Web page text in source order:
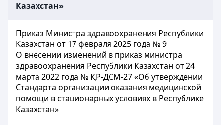
Казахстан»
Приказ Министра здравоохранения Республики
Казахстан от 17 февраля 2025 года № 9
О внесении изменений в приказ министра
здравоохранения Республики Казахстан от 24
марта 2022 года № ҚР-ДСМ-27 «Об утверждении
Стандарта организации оказания медицинской
помощи в стационарных условиях в Республике
Казахстан»